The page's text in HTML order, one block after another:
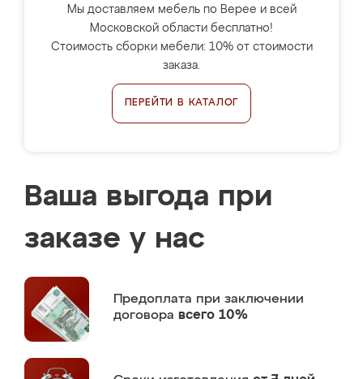
Мы доставляем мебель по Верее и всей
Московской области бесплатно!
Стоимость сборки мебели: 10% от стоимости
заказа.
ПЕРЕЙТИ В КАТАЛОГ
Ваша выгода при
заказе у нас
Предоплата при заключении
договора всего 10%